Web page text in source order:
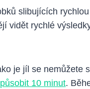
slibujících
vidět rychlé
je jíl se nemůžete
10 minut.